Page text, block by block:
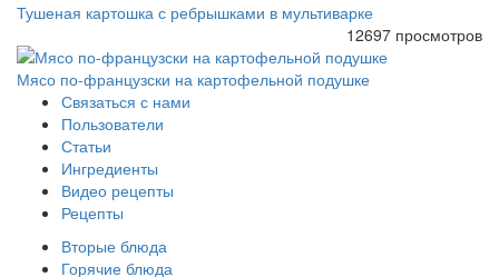
Тушеная картошка с ребрышками в мультиварке
12697 просмотров
Мясо по-французски на картофельной подушке
Связаться с нами
Пользователи
Статьи
Ингредиенты
Видео рецепты
Рецепты
Вторые блюда
Горячие блюда